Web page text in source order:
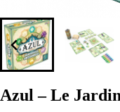
Azul – Le